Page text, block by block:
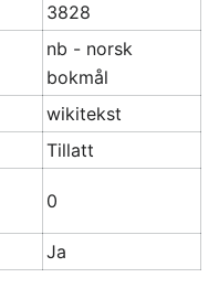
3828
nb - norsk
bokmål
wikitekst
Tillatt
0
Ja